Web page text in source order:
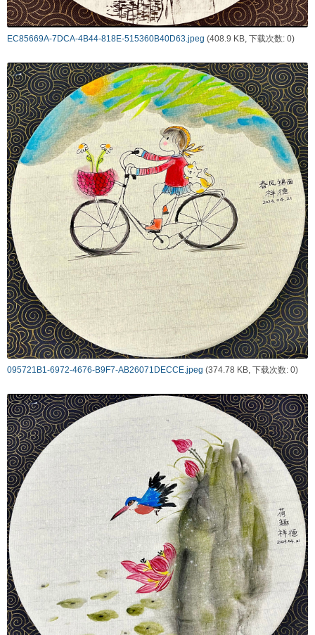
EC85669A-7DCA-4B44-818E-515360B40D63.jpeg (408.9 KB, 下载次数: 0)
095721B1-6972-4676-B9F7-AB26071DECCE.jpeg (374.78 KB, 下载次数: 0)